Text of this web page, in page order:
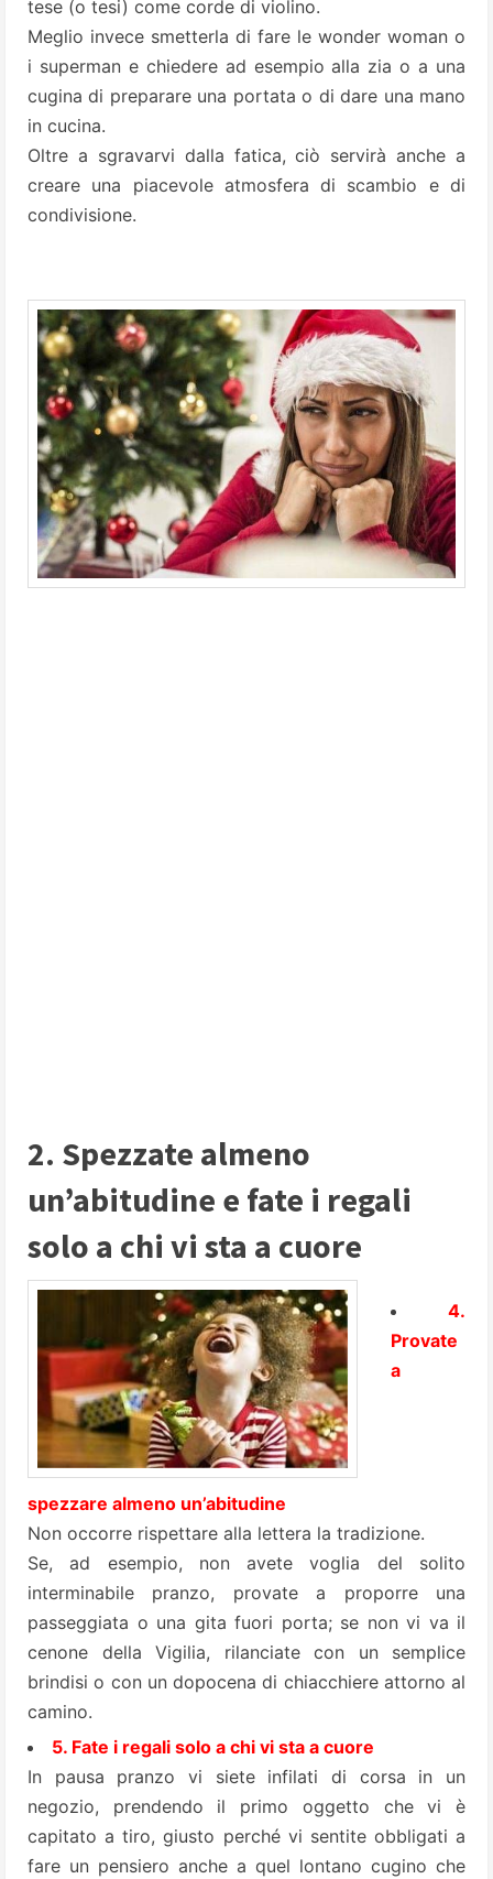
tese (o tesi) come corde di violino.
Meglio invece smetterla di fare le wonder woman o
i superman e chiedere ad esempio alla zia o a una
cugina di preparare una portata o di dare una mano
in cucina.
Oltre a sgravarvi dalla fatica, ciò servirà anche a
creare una piacevole atmosfera di scambio e di
condivisione.
2. Spezzate almeno
un’abitudine e fate i regali
solo a chi vi sta a cuore
4.
Provate
a
spezzare almeno un’abitudine
Non occorre rispettare alla lettera la tradizione.
Se, ad esempio, non avete voglia del solito
interminabile pranzo, provate a proporre una
passeggiata o una gita fuori porta; se non vi va il
cenone della Vigilia, rilanciate con un semplice
brindisi o con un dopocena di chiacchiere attorno al
camino.
5. Fate i regali solo a chi vi sta a cuore
In pausa pranzo vi siete infilati di corsa in un
negozio, prendendo il primo oggetto che vi è
capitato a tiro, giusto perché vi sentite obbligati a
fare un pensiero anche a quel lontano cugino che